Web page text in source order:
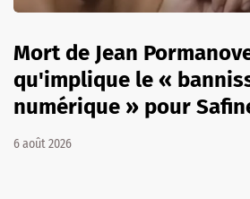
Mort de Jean
qu'implique le «
numérique » pour
6 août 2026